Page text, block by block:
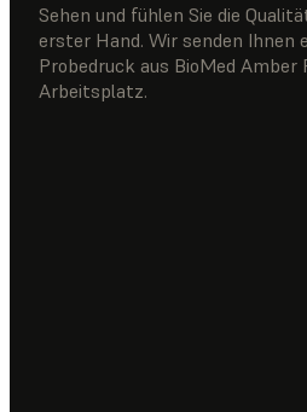
Sehen und fühlen Sie die
erster Hand. Wir senden Ihnen
Probedruck aus BioMed Amber
Arbeitsplatz.